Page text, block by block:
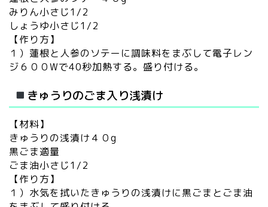
みりん小さじ1/2
しょうゆ小さじ1/2
【作り方】
１）蓮根と人参のソテーに調味料をまぶして電子レン
ジ６００Wで40秒加熱する。盛り付ける。
きゅうりのごま入り浅漬け
【材料】
きゅうりの浅漬け４０g
黒ごま適量
ごま油小さじ1/2
【作り方】
１）水気を拭いたきゅうりの浅漬けに黒ごまとごま油